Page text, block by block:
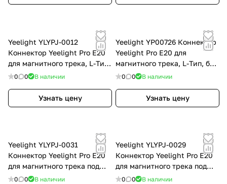
Yeelight YLYPJ-0012
Коннектор Yeelight Pro E20
для магнитного трека, L-Тип,
без токопровода, черный
0 0 В наличии
Узнать цену
Yeelight YP00726 Коннектор
Yeelight Pro E20 для
магнитного трека, L-Тип, без
токопровода, черный
0 0 В наличии
Узнать цену
Yeelight YLYPJ-0031
Коннектор Yeelight Pro E20
для магнитного трека под
ГКЛ, L-Тип, горизонтальный,
0 0 В наличии
Yeelight YLYPJ-0029
Коннектор Yeelight Pro E20
для магнитного трека под
ГКЛ, Г-Тип, вертикальный,
0 0 В наличии